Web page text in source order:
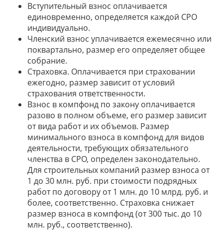
Вступительный взнос оплачивается
единовременно, определяется каждой СРО
индивидуально.
Членский взнос уплачивается ежемесячно или
поквартально, размер его определяет общее
собрание.
Страховка. Оплачивается при страховании
ежегодно, размер зависит от условий
страхования ответственности.
Взнос в компфонд по закону оплачивается
разово в полном объеме, его размер зависит
от вида работ и их объемов. Размер
минимального взноса в компфонд для видов
деятельности, требующих обязательного
членства в СРО, определен законодательно.
Для строительных компаний размер взноса от
1 до 30 млн. руб. при стоимости подрядных
работ по договору от 1 млн. до 10 млрд. руб. и
более, соответственно. Страховка снижает
размер взноса в компфонд (от 300 тыс. до 10
млн. руб., соответственно).